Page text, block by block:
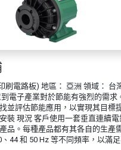
刷電路板) 地區： 亞洲 領域： 台
電子產業對於節能有強烈的需求
並評估節能應用，以實現其目標
裝 現況 客戶使用一套垂直連續
品。每種產品都有其各自的生產
44 和 50 Hz 等不同頻率，以滿足